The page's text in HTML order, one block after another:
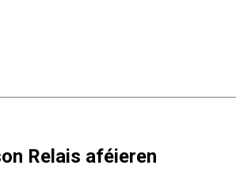
Relais aféieren